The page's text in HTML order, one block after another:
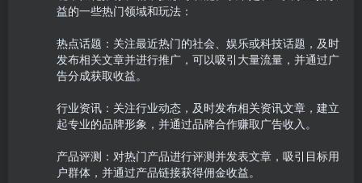
益的一些热门领域和玩法：
热点话题：关注最近热门的社会、娱乐或科技话题，及时
发布相关文章并进行推广，可以吸引大量流量，并通过广
告分成获取收益。
行业资讯：关注行业动态，及时发布相关资讯文章，建立
起专业的品牌形象，并通过品牌合作赚取广告收入。
产品评测：对热门产品进行评测并发表文章，吸引目标用
户群体，并通过产品链接获得佣金收益。